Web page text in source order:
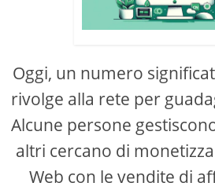
Oggi, un numero
rivolge alla rete per
Alcune persone
altri cercano di
Web con le vendite di